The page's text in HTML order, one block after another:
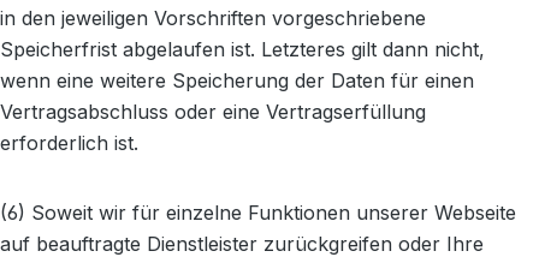
in den jeweiligen Vorschriften vorgeschriebene
Speicherfrist abgelaufen ist. Letzteres gilt dann nicht,
wenn eine weitere Speicherung der Daten für einen
Vertragsabschluss oder eine Vertragserfüllung
erforderlich ist.
(6) Soweit wir für einzelne Funktionen unserer Webseite
auf beauftragte Dienstleister zurückgreifen oder Ihre